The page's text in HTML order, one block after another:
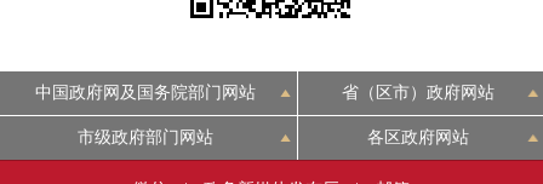
中国政府网及国务院部门网站 省（区市）政府网站
市级政府部门网站 各区政府网站